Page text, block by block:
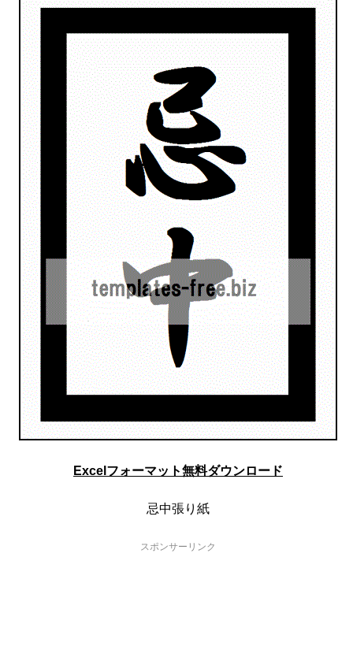
Excelフォーマット無料ダウンロード
忌中張り紙
スポンサーリンク